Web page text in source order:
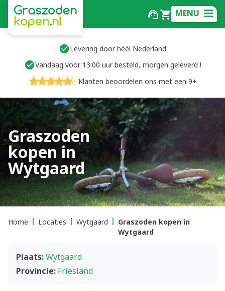
MENU
Levering door héél Nederland
Vandaag voor 13:00 uur besteld, morgen geleverd !
Klanten beoordelen ons met een 9+
Graszoden
kopen in
Wytgaard
Home Locaties Wytgaard
Graszoden kopen in
Wytgaard
Plaats:Wytgaard
Provincie: Friesland